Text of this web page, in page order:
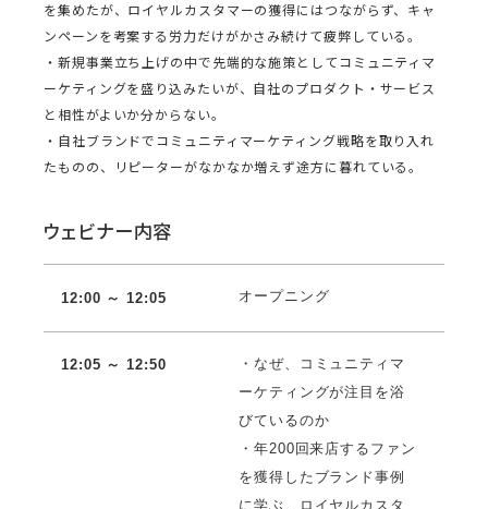
を集めたが、ロイヤルカスタマーの獲得にはつながらず、キャ
ンペーンを考案する労力だけがかさみ続けて疲弊している。
・新規事業立ち上げの中で先端的な施策としてコミュニティマ
ーケティングを盛り込みたいが、自社のプロダクト・サービス
と相性がよいか分からない。
・自社ブランドでコミュニティマーケティング戦略を取り入れ
たものの、リピーターがなかなか増えず途方に暮れている。
ウェビナー内容
12:00 ～ 12:05 オープニング
12:05 ～ 12:50
・なぜ、コミュニティマ
ーケティングが注目を浴
びているのか
・年200回来店するファン
を獲得したブランド事例
に学ぶ、ロイヤルカスタ